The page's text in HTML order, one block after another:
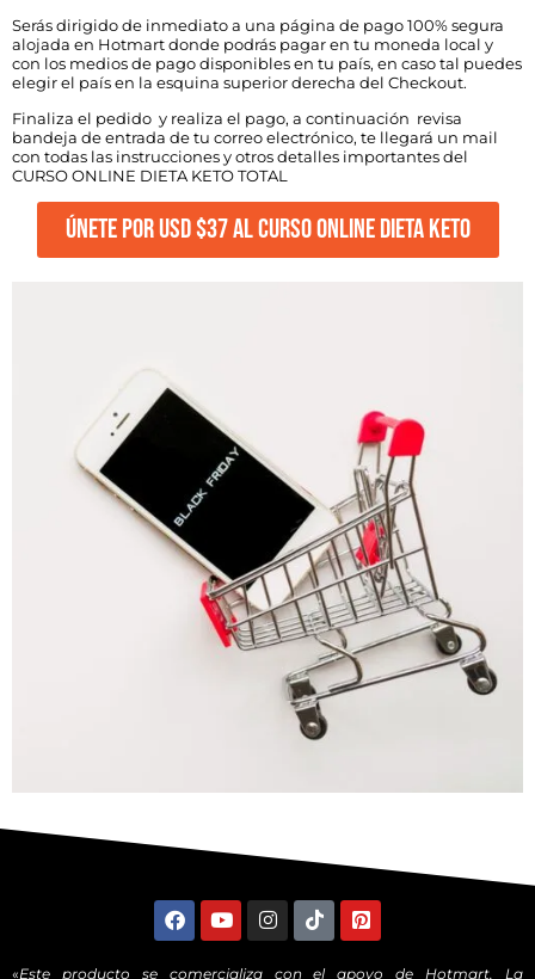
Serás dirigido de inmediato a una página de pago 100% segura
alojada en Hotmart donde podrás pagar en tu moneda local y
con los medios de pago disponibles en tu país, en caso tal puedes
elegir el país en la esquina superior derecha del Checkout.
Finaliza el pedido y realiza el pago, a continuación revisa
bandeja de entrada de tu correo electrónico, te llegará un mail
con todas las instrucciones y otros detalles importantes del
CURSO ONLINE DIETA KETO TOTAL
ÚNETE POR USD $37 AL CURSO ONLINE DIETA KETO
«Este producto se comercializa con el apoyo de Hotmart. La